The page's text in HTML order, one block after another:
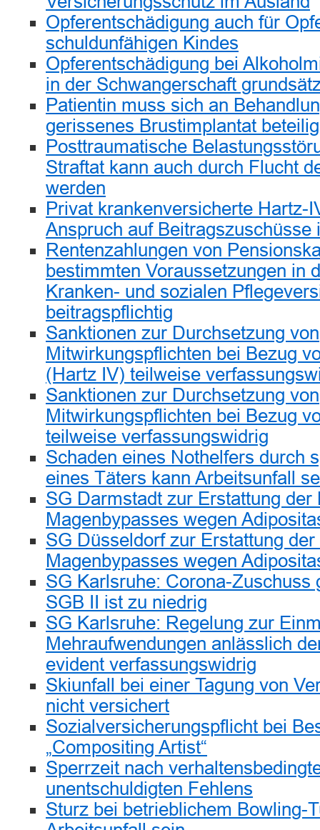
Opferentschädigung auch für
schuldunfähigen Kindes
Opferentschädigung bei
in der Schwangerschaft
Patientin muss sich an
gerissenes Brustimplantat
Posttraumatische
Straftat kann auch durch Flucht
werden
Privat krankenversicherte Hartz-
Anspruch auf Beitragszuschüsse
Rentenzahlungen von
bestimmten Voraussetzungen in
Kranken- und sozialen
beitragspflichtig
Sanktionen zur Durchsetzung von
Mitwirkungspflichten bei Bezug
(Hartz IV) teilweise
Sanktionen zur Durchsetzung von
Mitwirkungspflichten bei Bezug
teilweise verfassungswidrig
Schaden eines Nothelfers durch
eines Täters kann Arbeitsunfall
SG Darmstadt zur Erstattung der
Magenbypasses wegen
SG Düsseldorf zur Erstattung
Magenbypasses wegen
SG Karlsruhe: Corona-Zuschuss
SGB II ist zu niedrig
SG Karlsruhe: Regelung zur
Mehraufwendungen anlässlich
evident verfassungswidrig
Skiunfall bei einer Tagung von
nicht versichert
Sozialversicherungspflicht bei
„Compositing Artist“
Sperrzeit nach
unentschuldigten Fehlens
Sturz bei betrieblichem Bowling-